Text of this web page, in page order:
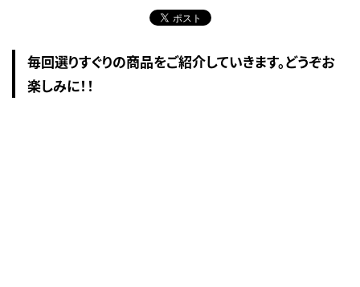
毎回選りすぐりの商品をご紹介していきます。どうぞお
楽しみに！！